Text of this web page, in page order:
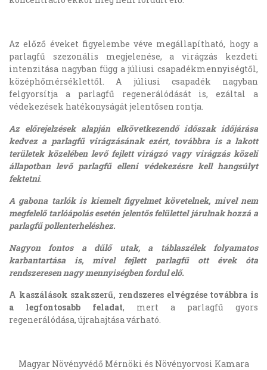
Az előző éveket figyelembe véve megállapítható, hogy a
parlagfű szezonális megjelenése, a virágzás kezdeti
intenzitása nagyban függ a júliusi csapadékmennyiségtől,
középhőmérséklettől. A júliusi csapadék nagyban
felgyorsítja a parlagfű regenerálódását is, ezáltal a
védekezések hatékonyságát jelentősen rontja.
Az előrejelzések alapján elkövetkezendő időszak időjárása
kedvez a parlagfű virágzásának ezért, továbbra is a lakott
területek közelében levő fejlett virágzó vagy virágzás közeli
állapotban levő parlagfű elleni védekezésre kell hangsúlyt
fektetni.
A gabona tarlók is kiemelt figyelmet követelnek, mivel nem
megfelelő tarlóápolás esetén jelentős felülettel járulnak hozzá a
parlagfű pollenterheléshez.
Nagyon fontos a dűlő utak, a táblaszélek folyamatos
karbantartása is, mivel fejlett parlagfű ott évek óta
rendszeresen nagy mennyiségben fordul elő.
A kaszálások szakszerű, rendszeres elvégzése továbbra is
a legfontosabb feladat, mert a parlagfű gyors
regenerálódása, újrahajtása várható.
Magyar Növényvédő Mérnöki és Növényorvosi Kamara